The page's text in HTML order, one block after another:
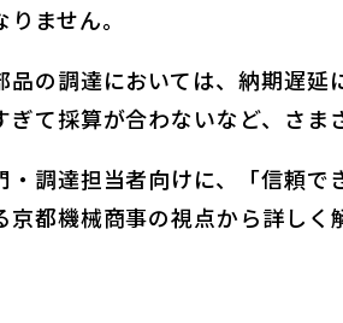
ません。
品の調達においては、納期遅
て採算が合わないなど、さま
調達担当者向けに、「信頼で
都機械商事の視点から詳しく